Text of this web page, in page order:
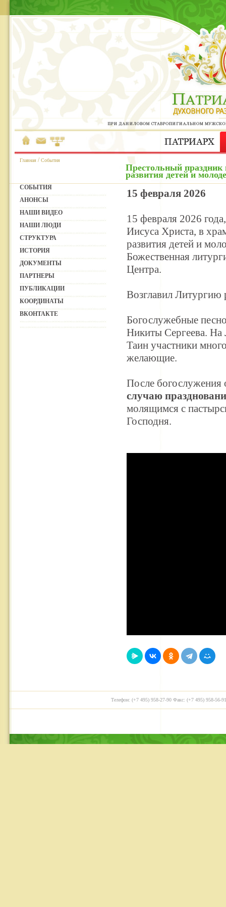
Главная /События
Престольный праздник
развития детей и
СОБЫТИЯ
АНОНСЫ
НАШИ ВИДЕО
НАШИ ЛЮДИ
СТРУКТУРА
ИСТОРИЯ
ДОКУМЕНТЫ
ПАРТНЕРЫ
ПУБЛИКАЦИИ
КООРДИНАТЫ
ВКОНТАКТЕ
15 февраля 2026
15 февраля 2026
Иисуса Христа, в
развития детей и
Божественная
Центра.
Возглавил Литургию
Богослужебные
Никиты Сергеева.
Таин участники
желающие.
После богослужения
случаю
молящимся с
Господня.
Телефон: (+7 495) 958-27-90 Факс: (+7 495) 958-56-